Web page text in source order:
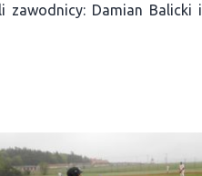
zawodnicy: Damian Balicki i